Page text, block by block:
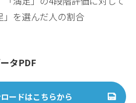
」を選んだ人の割合
タPDF
ードはこちらから